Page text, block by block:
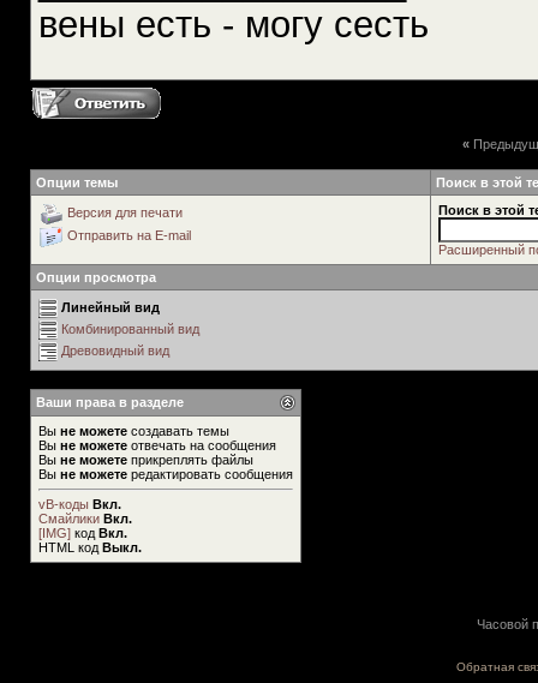
вены есть - могу сесть
«
Опции темы Поиск в этой
Версия для печати
Отправить на E-mail
Поиск в этой
Расширенный
Опции просмотра
Линейный вид
Комбинированный вид
Древовидный вид
Ваши права в разделе
Вы не можете создавать темы
Вы не можете отвечать на сообщения
Вы не можете прикреплять файлы
Вы не можете редактировать сообщения
vB-коды Вкл.
Смайлики Вкл.
[IMG] код Вкл.
HTML код Выкл.
Часовой
Обратная